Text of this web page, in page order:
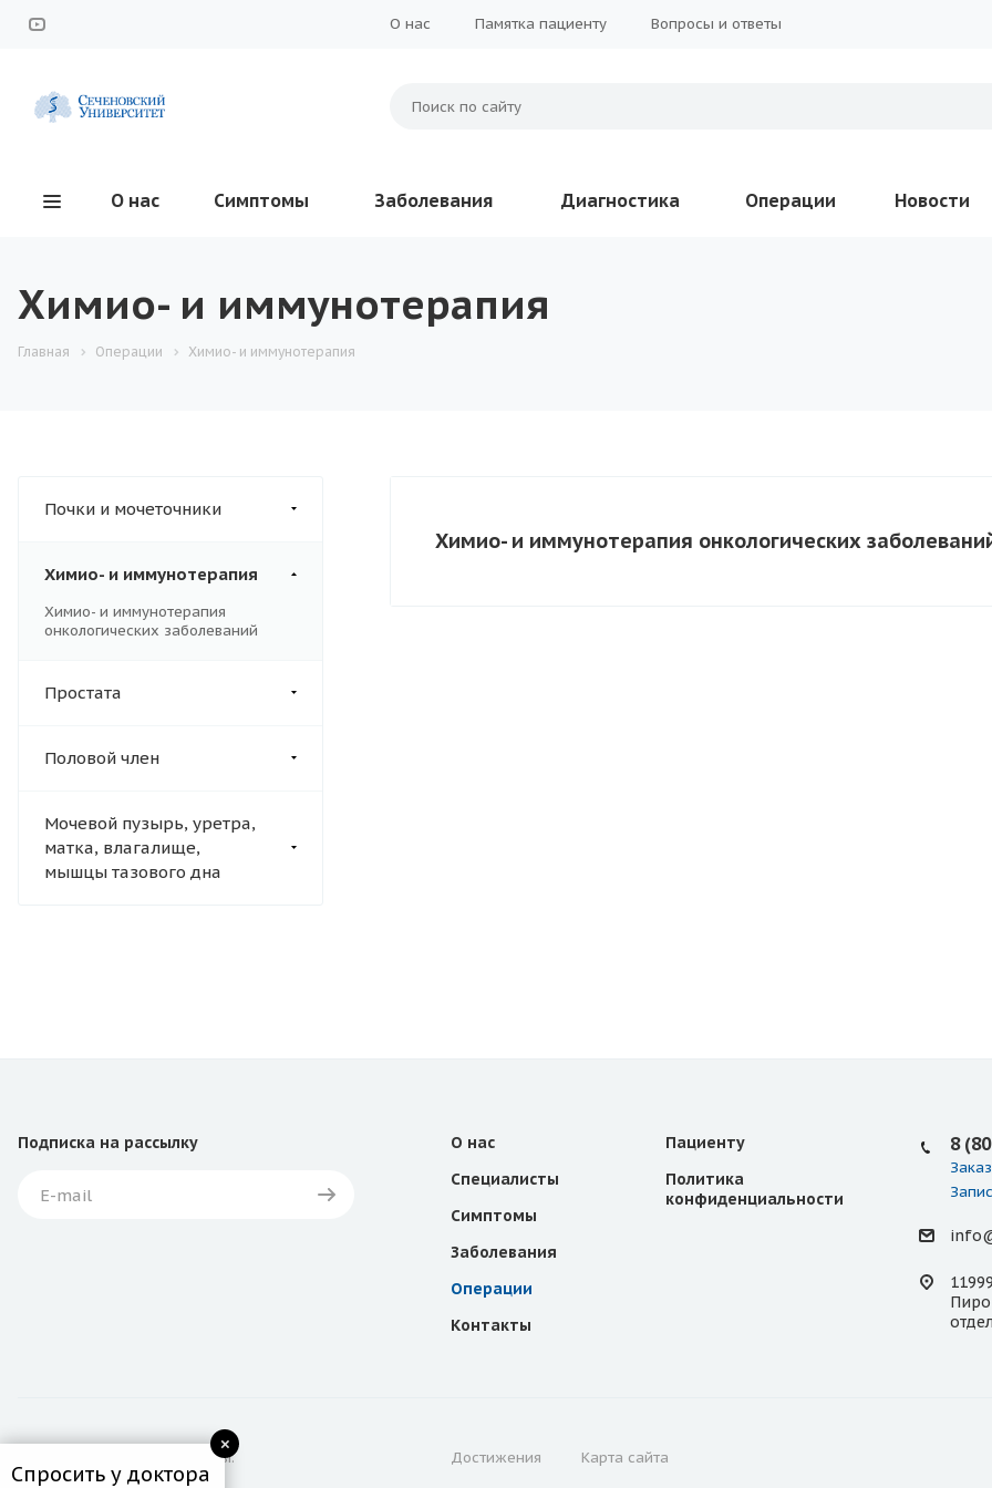
О нас Памятка пациенту Вопросы и ответы
О нас Симптомы Заболевания Диагностика Операции Новости
Химио- и иммунотерапия
Главная Операции Химио- и иммунотерапия
Почки и мочеточники
Химио- и иммунотерапия
Химио- и иммунотерапия
онкологических заболеваний
Простата
Половой член
Мочевой пузырь, уретра,
матка, влагалище,
мышцы тазового дна
Химио- и иммунотерапия онкологических
Спросить у доктора
Подписка на рассылку
О нас
Специалисты
Симптомы
Заболевания
Операции
Контакты
Пациенту
Политика
конфиденциальности
8
© 2026 Все права защищены. Достижения Карта сайта